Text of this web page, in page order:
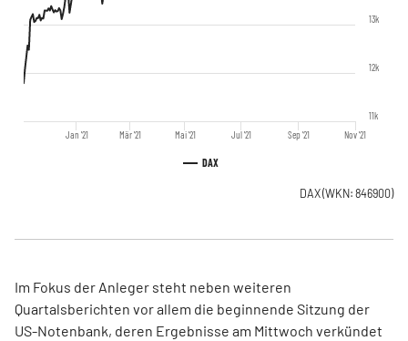
DAX
Jan '21 Mär '21 Mai '21 Jul '21 Sep '21 Nov '21
11k
12k
13k
DAX(WKN: 846900)
Im Fokus der Anleger steht neben weiteren
Quartalsberichten vor allem die beginnende Sitzung der
US-Notenbank, deren Ergebnisse am Mittwoch verkündet